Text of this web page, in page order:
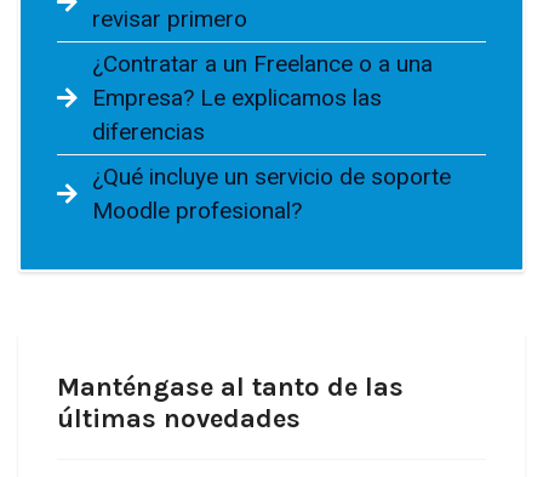
revisar primero
¿Contratar a un Freelance o a una
Empresa? Le explicamos las
diferencias
¿Qué incluye un servicio de soporte
Moodle profesional?
Manténgase al tanto de las
últimas novedades